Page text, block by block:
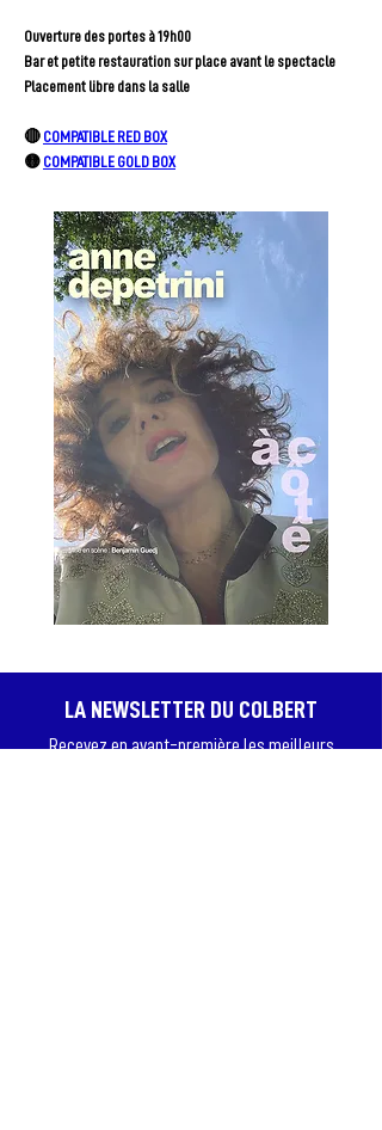
Ouverture des portes à 19h00
Bar et petite restauration sur place avant le spectacle
Placement libre dans la salle
🔴 COMPATIBLE RED BOX
🟡 COMPATIBLE GOLD BOX
LA NEWSLETTER DU COLBERT
Recevez en avant-première les meilleurs